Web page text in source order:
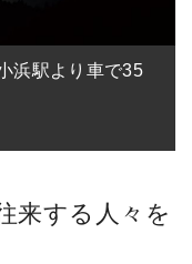
浜駅より車で35
来する人々を